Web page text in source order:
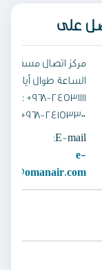
مركز اتصال مسقط
الساعة طوال أيام
Tel: +968-24531111
Fax:+968-24153300
E-mail:
e-